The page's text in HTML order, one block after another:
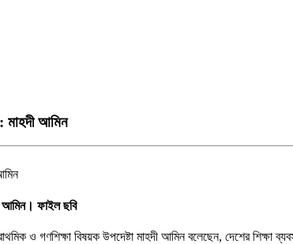
মাহদী আমিন
আমিন। ফাইল ছবি
ও গণশিক্ষা বিষয়ক উপদেষ্টা মাহদী আমিন বলেছেন, দেশের শিক্ষা